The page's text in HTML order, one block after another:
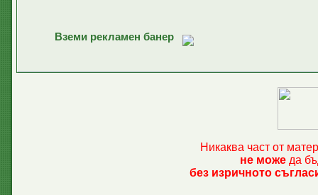
Вземи рекламен банер
Никаква част от
не може да
без изричното